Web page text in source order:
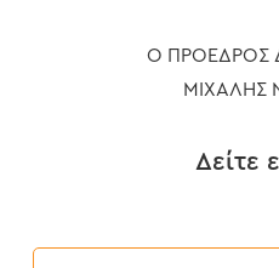
Ο ΠΡΟΕΔΡΟΣ
ΜΙΧΑΛΗΣ
Δείτε
Προκήρυξη